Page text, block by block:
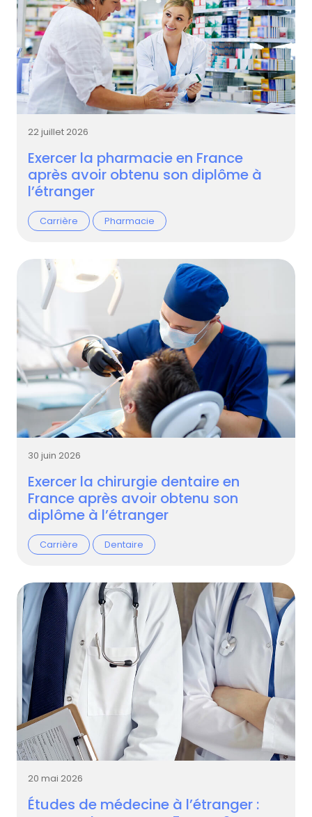
22 juillet 2026
Exercer la pharmacie en France
après avoir obtenu son diplôme à
l’étranger
Carrière Pharmacie
30 juin 2026
Exercer la chirurgie dentaire en
France après avoir obtenu son
diplôme à l’étranger
Carrière Dentaire
20 mai 2026
Études de médecine à l’étranger :